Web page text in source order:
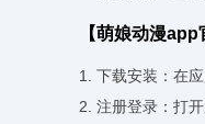
【萌娘动漫app
1. 下载安装：在
2. 注册登录：打